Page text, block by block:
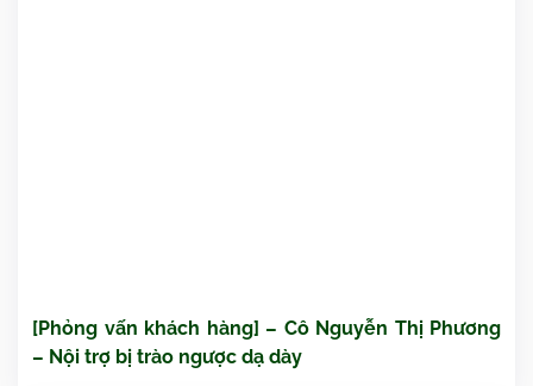
[Phỏng vấn khách hàng] – Cô Nguyễn Thị Phương
– Nội trợ bị trào ngược dạ dày